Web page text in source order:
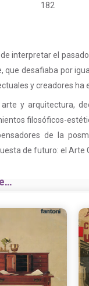
182
interpretar el
desafiaba por
y creadores ha
y arquitectura,
filosóficos-
de la
de futuro: el Arte